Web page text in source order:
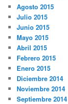
Agosto 2015
Julio 2015
Junio 2015
Mayo 2015
Abril 2015
Febrero 2015
Enero 2015
Diciembre 2014
Noviembre 2014
Septiembre 2014